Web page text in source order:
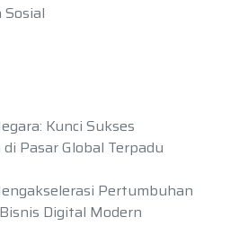
Kunci Sukses
Pasar Global Terpadu
Pertumbuhan
Digital Modern